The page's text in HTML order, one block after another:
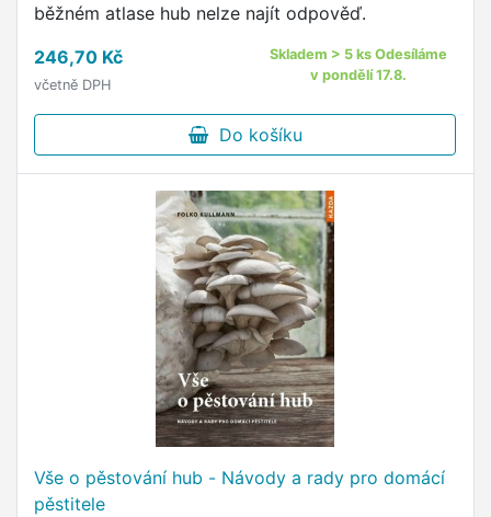
běžném atlase hub nelze najít odpověď.
246,70 Kč
včetně DPH
Skladem > 5 ks Odesíláme
v pondělí 17.8.
Do košíku
Vše o pěstování hub - Návody a rady pro domácí
pěstitele